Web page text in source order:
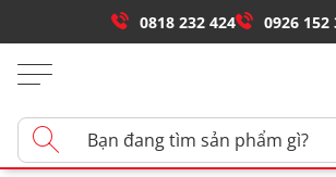
0818 232 424 0926 152